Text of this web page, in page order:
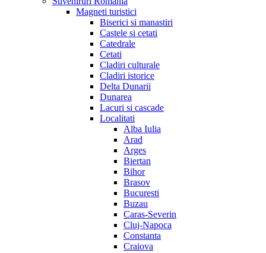
Magneti turistici
Biserici si manastiri
Castele si cetati
Catedrale
Cetati
Cladiri culturale
Cladiri istorice
Delta Dunarii
Dunarea
Lacuri si cascade
Localitati
Alba Iulia
Arad
Arges
Biertan
Bihor
Brasov
Bucuresti
Buzau
Caras-Severin
Cluj-Napoca
Constanta
Craiova